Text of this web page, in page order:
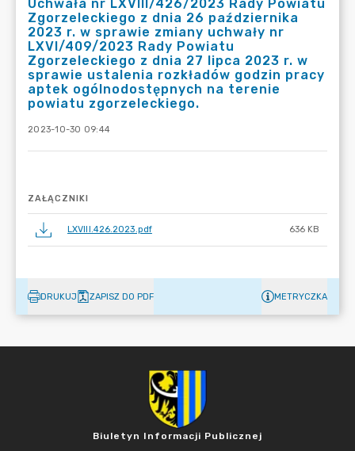
Uchwała nr LXVIII/426/2023 Rady Powiatu
Zgorzeleckiego z dnia 26 października
2023 r. w sprawie zmiany uchwały nr
LXVI/409/2023 Rady Powiatu
Zgorzeleckiego z dnia 27 lipca 2023 r. w
sprawie ustalenia rozkładów godzin pracy
aptek ogólnodostępnych na terenie
powiatu zgorzeleckiego.
2023-10-30 09:44
ZAŁĄCZNIKI
LXVIII.426.2023.pdf 636 KB
DRUKUJ ZAPISZ DO PDF METRYCZKA
Biuletyn Informacji Publicznej